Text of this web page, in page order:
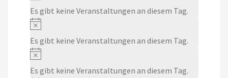
Es gibt keine Veranstaltungen an diesem Tag.
Es gibt keine Veranstaltungen an diesem Tag.
Es gibt keine Veranstaltungen an diesem Tag.